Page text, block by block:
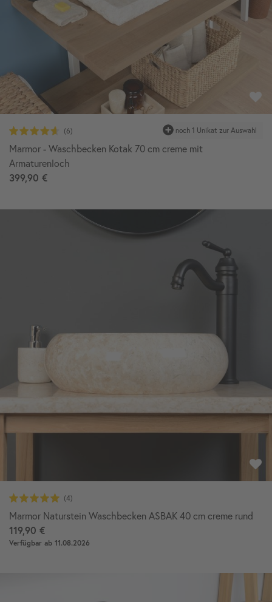
Marmor - Waschbecken Kotak 70 cm creme mit
Armaturenloch
399,90 €
Marmor Naturstein Waschbecken ASBAK 40 cm creme rund
119,90 €
Verfügbar ab 11.08.2026